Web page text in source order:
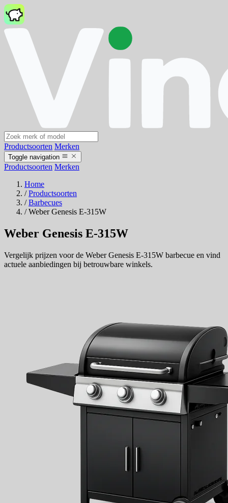
Productsoorten Merken
Toggle navigation
Productsoorten Merken
Home
/ Productsoorten
/ Barbecues
/ Weber Genesis E-315W
Weber Genesis E-315W
Vergelijk prijzen voor de Weber Genesis E-315W barbecue en vind
actuele aanbiedingen bij betrouwbare winkels.